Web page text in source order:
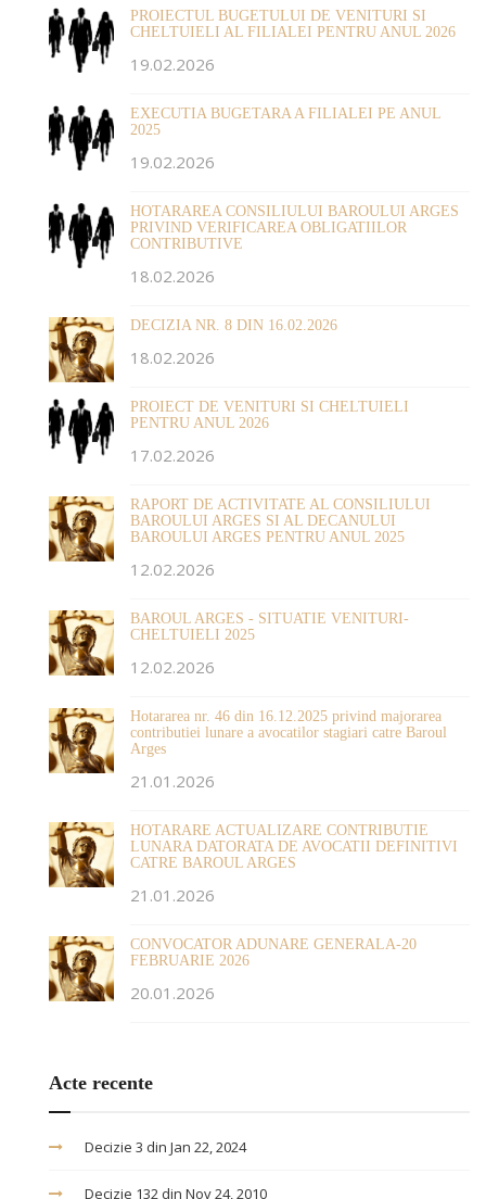
PROIECTUL BUGETULUI DE VENITURI SI
CHELTUIELI AL FILIALEI PENTRU ANUL 2026
19.02.2026
EXECUTIA BUGETARA A FILIALEI PE ANUL
2025
19.02.2026
HOTARAREA CONSILIULUI BAROULUI ARGES
PRIVIND VERIFICAREA OBLIGATIILOR
CONTRIBUTIVE
18.02.2026
DECIZIA NR. 8 DIN 16.02.2026
18.02.2026
PROIECT DE VENITURI SI CHELTUIELI
PENTRU ANUL 2026
17.02.2026
RAPORT DE ACTIVITATE AL CONSILIULUI
BAROULUI ARGES SI AL DECANULUI
BAROULUI ARGES PENTRU ANUL 2025
12.02.2026
BAROUL ARGES - SITUATIE VENITURI-
CHELTUIELI 2025
12.02.2026
Hotararea nr. 46 din 16.12.2025 privind majorarea
contributiei lunare a avocatilor stagiari catre Baroul
Arges
21.01.2026
HOTARARE ACTUALIZARE CONTRIBUTIE
LUNARA DATORATA DE AVOCATII DEFINITIVI
CATRE BAROUL ARGES
21.01.2026
CONVOCATOR ADUNARE GENERALA-20
FEBRUARIE 2026
20.01.2026
Acte recente
Decizie 3 din Jan 22, 2024
Decizie 132 din Nov 24, 2010